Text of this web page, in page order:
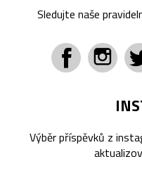
Sledujte naše
Výběr příspěvků z